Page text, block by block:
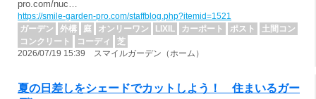
pro.com/nuc…
https://smile-garden-pro.com/staffblog.php?itemid=1521
ガーデン
外構 庭 オンリーワン LIXIL カーポート ポスト
土間コン
コンクリート
コーディ
芝
2026/07/19 15:39 スマイルガーデン（ホーム）
夏の日差しをシェードでカットしよう！ 住まいるガー